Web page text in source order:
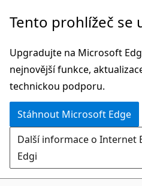
Přeskočit
hlavní
obsah
Přeskočit
navigaci
na
stránce
Tento prohlížeč se
Upgradujte na Microsoft
nejnovější funkce,
technickou podporu.
Stáhnout Microsoft Edge
Další informace o Internet
Edgi